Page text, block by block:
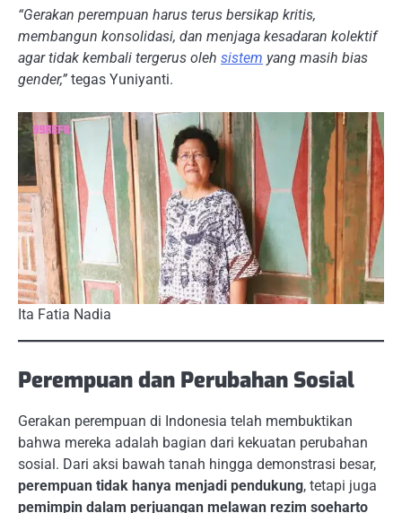
“Gerakan perempuan harus terus bersikap kritis,
membangun konsolidasi, dan menjaga kesadaran kolektif
agar tidak kembali tergerus oleh sistem yang masih bias
gender,” tegas Yuniyanti.
Ita Fatia Nadia
Perempuan dan Perubahan Sosial
Gerakan perempuan di Indonesia telah membuktikan
bahwa mereka adalah bagian dari kekuatan perubahan
sosial. Dari aksi bawah tanah hingga demonstrasi besar,
perempuan tidak hanya menjadi pendukung, tetapi juga
pemimpin dalam perjuangan melawan rezim soeharto